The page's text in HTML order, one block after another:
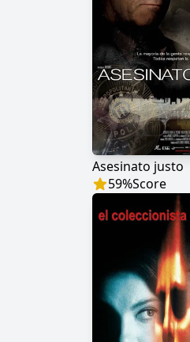
Asesinato justo
59%Score